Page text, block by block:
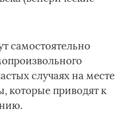
самостоятельно
случаях на месте
которые приводят к